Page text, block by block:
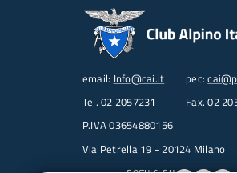
email: Info@cai.it pec:
Tel. 02 2057231
Fax. 02
P.IVA 03654880156
Via Petrella 19 - 20124 Milano